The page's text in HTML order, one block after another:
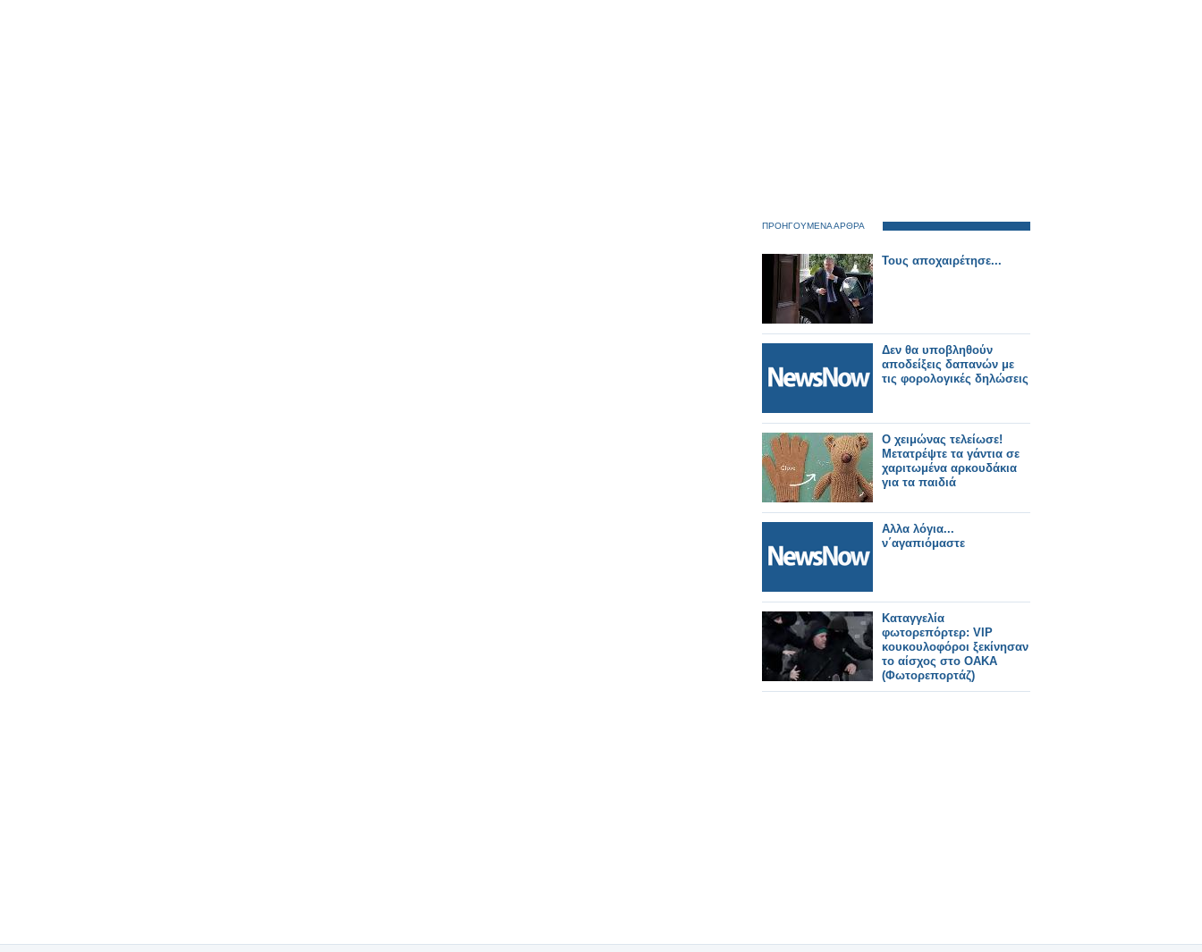
ΠΡΟΗΓΟΥΜΕΝΑ ΑΡΘΡΑ
Τους αποχαιρέτησε...
Δεν θα υποβληθούν
αποδείξεις δαπανών με
τις φορολογικές δηλώσεις
Ο χειμώνας τελείωσε!
Μετατρέψτε τα γάντια σε
χαριτωμένα αρκουδάκια
για τα παιδιά
Αλλα λόγια...
ν΄αγαπιόμαστε
Καταγγελία
φωτορεπόρτερ: VIP
κουκουλοφόροι ξεκίνησαν
το αίσχος στο ΟΑΚΑ
(Φωτορεπορτάζ)